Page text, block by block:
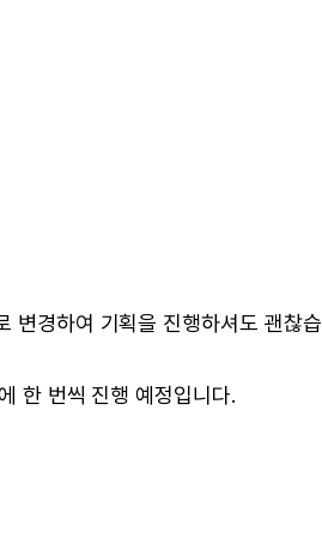
변경하여 기획을 진행하셔도 괜찮습
한 번씩 진행 예정입니다.